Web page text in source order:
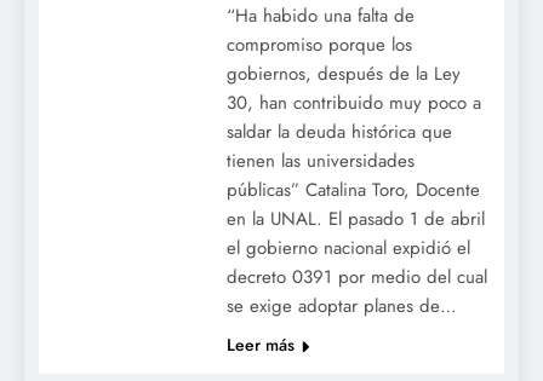
“Ha habido una falta de
compromiso porque los
gobiernos, después de la Ley
30, han contribuido muy poco a
saldar la deuda histórica que
tienen las universidades
públicas” Catalina Toro, Docente
en la UNAL. El pasado 1 de abril
el gobierno nacional expidió el
decreto 0391 por medio del cual
se exige adoptar planes de…
Leer más